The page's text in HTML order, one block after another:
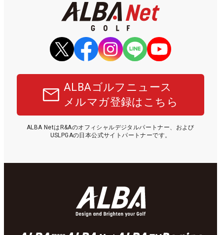
ALBAゴルフニュース
メルマガ登録はこちら
ALBA NetはR&Aのオフィシャルデジタルパートナー、および
USLPGAの日本公式サイトパートナーです。